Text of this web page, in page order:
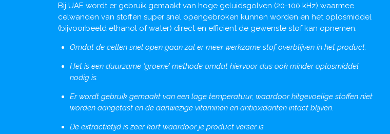
Bij UAE wordt er gebruik gemaakt van hoge geluidsgolven (20-100 kHz) waarmee
celwanden van stoffen super snel opengebroken kunnen worden en het oplosmiddel
(bijvoorbeeld ethanol of water) direct en efficient de gewenste stof kan opnemen.
Omdat de cellen snel open gaan zal er meer werkzame stof overblijven in het product.
Het is een duurzame ‘groene’ methode omdat hiervoor dus ook minder oplosmiddel
nodig is.
Er wordt gebruik gemaakt van een lage temperatuur, waardoor hitgevoelige stoffen niet
worden aangetast en de aanwezige vitaminen en antioxidanten intact blijven.
De extractietijd is zeer kort waardoor je product verser is